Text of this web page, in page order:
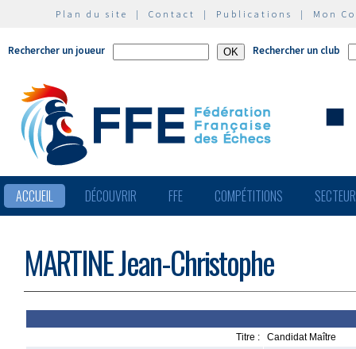
Plan du site | Contact | Publications | Mon
Rechercher un joueur Rechercher un club
ACCUEIL DÉCOUVRIR FFE COMPÉTITIONS
MARTINE Jean-Christophe
Titre :
Candidat Maître